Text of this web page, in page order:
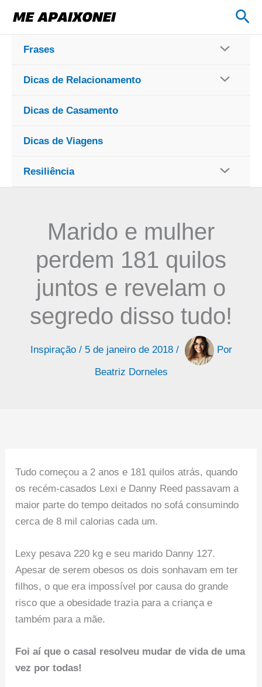
para
conteúdo
Frases
Dicas de Relacionamento
Dicas de Casamento
Dicas de Viagens
Resiliência
Marido e mulher
perdem 181 quilos
juntos e revelam o
segredo disso tudo!
Inspiração/ 5 de janeiro de 2018 /
Por
Beatriz Dorneles
Tudo começou a 2 anos e 181 quilos atrás, quando
os recém-casados Lexi e Danny Reed passavam a
maior parte do tempo deitados no sofá consumindo
cerca de 8 mil calorias cada um.
Lexy pesava 220 kg e seu marido Danny 127.
Apesar de serem obesos os dois sonhavam em ter
filhos, o que era impossível por causa do grande
risco que a obesidade trazia para a criança e
também para a mãe.
Foi aí que o casal resolveu mudar de vida de uma
vez por todas!